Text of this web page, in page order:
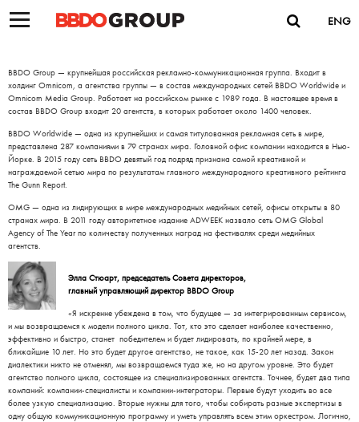
ENG
BBDO Group — крупнейшая российская рекламно-коммуникационная группа. Входит в
холдинг Omnicom, а агентства группы — в состав международных сетей BBDO Worldwide и
Omnicom Media Group. Работает на российском рынке с 1989 года. В настоящее время в
состав BBDO Group входит 20 агентств, в которых работает около 1400 человек.
BBDO Worldwide — одна из крупнейших и самая титулованная рекламная сеть в мире,
представлена 287 компаниями в 79 странах мира. Головной офис компании находится в Нью-
Йорке. В 2015 году сеть BBDO девятый год подряд признана самой креативной и
награждаемой сетью мира по результатам главного международного креативного рейтинга
The Gunn Report.
OMG — одна из лидирующих в мире международных медийных сетей, офисы открыты в 80
странах мира. В 2011 году авторитетное издание ADWEEK назвало сеть OMG Global
Agency of The Year по количеству полученных наград на фестивалях среди медийных
агентств.
Элла Стюарт, председатель Совета директоров,
главный управляющий директор BBDO Group
«Я искренне убеждена в том, что будущее — за интегрированным сервисом,
и мы возвращаемся к модели полного цикла. Тот, кто это сделает наиболее качественно,
эффективно и быстро, станет победителем и будет лидировать, по крайней мере, в
ближайшие 10 лет. Но это будет другое агентство, не такое, как 15-20 лет назад. Закон
диалектики никто не отменял, мы возвращаемся туда же, но на другом уровне. Это будет
агентство полного цикла, состоящее из специализированных агентств. Точнее, будет два типа
компаний: компании-специалисты и компании-интеграторы. Первые будут уходить во все
более узкую специализацию. Вторые нужны для того, чтобы собирать разные экспертизы в
одну общую коммуникационную программу и уметь управлять всем этим оркестром. Логично,